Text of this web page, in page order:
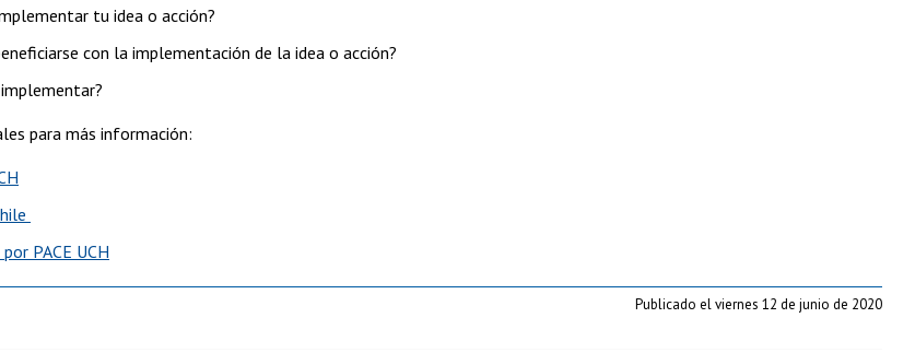
tu idea o acción?
con la implementación de la idea o acción?
para más información:
PACE UCH
Publicado el viernes 12 de junio de 2020